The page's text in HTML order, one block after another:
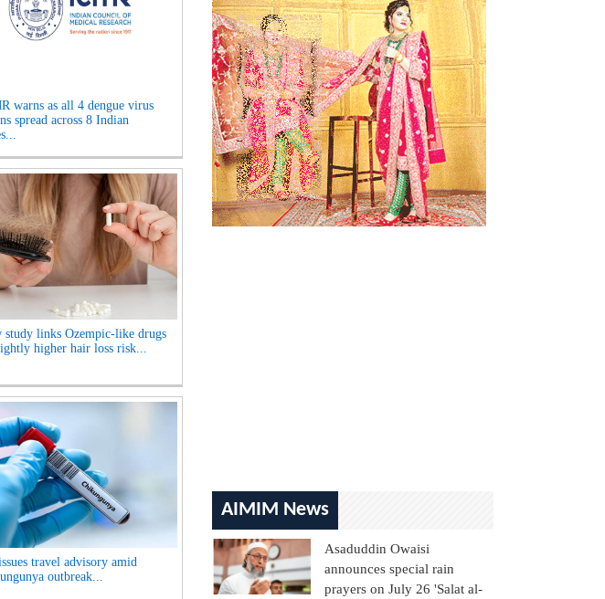
warns as all 4 dengue virus
spread across 8 Indian
study links Ozempic-like drugs
higher hair loss risk...
travel advisory amid
outbreak...
AIMIM News
Asaduddin Owaisi
announces special rain
prayers on July 26 'Salat al-